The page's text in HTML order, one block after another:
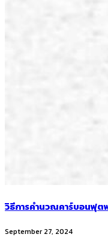
วิธีการคำนวณคาร์บอนฟุต
September 27, 2024